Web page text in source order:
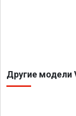
Другие модели